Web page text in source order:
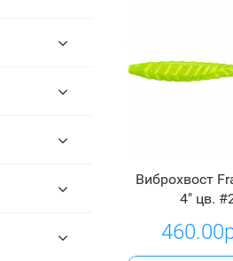
Виброхвост
4" цв.